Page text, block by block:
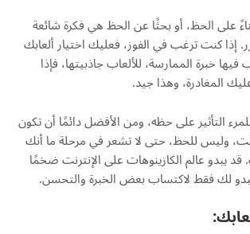
على الحظ، أو بحثًا عن الحظ هي فكرة شائعة
إذا كنت ترغب في الفوز، فعليك اختيار ألعابك
خبرة الممارسة، للألعاب جاذبيتها، فإذا
المغادرة، وهذا جيد.
التأثير على حظه، ومن الأفضل دائمًا أن تكون
وليس للحظ، حتى لا تشعر في مرحلة ما أنك
يبدو عالم الكازينوهات على الإنترنت ضخمًا
لك فقط لاكتساب بعض الخبرة والتحسن.